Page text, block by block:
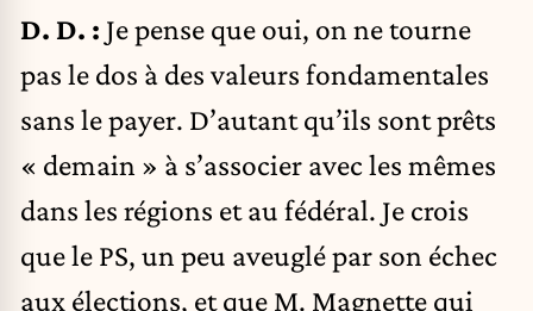
D. D. : Je pense que oui, on ne tourne
pas le dos à des valeurs fondamentales
sans le payer. D’autant qu’ils sont prêts
« demain » à s’associer avec les mêmes
dans les régions et au fédéral. Je crois
que le PS, un peu aveuglé par son échec
aux élections, et que M. Magnette qui